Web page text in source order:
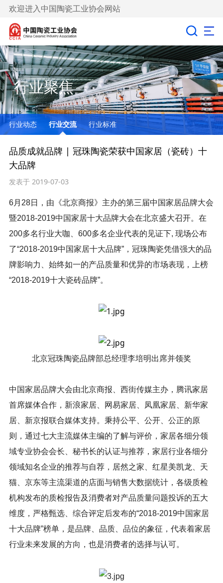
欢迎进入中国陶瓷工业协会网站
行业聚焦
行业动态 行业交流 行业标准
品质成就品牌 | 冠珠陶瓷荣获中国家居（瓷砖）十
大品牌
发表于 2019-07-03
6月28日，由《北京商报》主办的第三届中国家居品牌大会
暨2018-2019中国家居十大品牌大会在北京盛大召开。在
200多名行业大咖、600多名企业代表的见证下, 现场公布
了“2018-2019中国家居十大品牌”，冠珠陶瓷凭借强大的品
牌影响力、始终如一的产品质量和优异的市场表现，上榜
“2018-2019十大瓷砖品牌”。
北京冠珠陶瓷品牌部总经理李培明出席并领奖
中国家居品牌大会由北京商报、西街传媒主办，腾讯家居
首席媒体合作，新浪家居、网易家居、凤凰家居、新华家
居、新京报联合媒体支持。秉持公平、公开、公正的原
则，通过七大主流媒体主编的了解与评价，家居各细分领
域专业协会会长、秘书长的认证与推荐，家居行业各细分
领域知名企业的推荐与自荐，居然之家、红星美凯龙、天
猫、京东等主流渠道的店面与销售大数据统计，各级质检
机构发布的质检报告及消费者对产品质量问题投诉的五大
维度，严格甄选、综合评定后发布的“2018-2019中国家居
十大品牌”榜单，是品牌、品质、品位的象征，代表着家居
行业未来发展的方向，也是消费者的选择与认可。